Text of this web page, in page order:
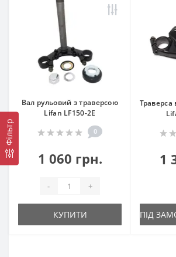
Фільтр
Вал рульовий з траверсою
Lifan LF150-2E
0
1 060 грн.
- +
КУПИТИ
Траверса
1
ПІД